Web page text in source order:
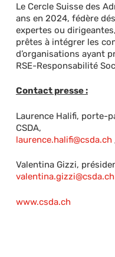
Le Cercle Suisse des
ans en 2024, fédère
expertes ou
prêtes à intégrer les
d’organisations ayant
RSE-Responsabilité
Contact presse :
Laurence Halifi, porte-
CSDA,
laurence.halifi@csda.ch
Valentina Gizzi,
valentina.gizzi@csda.ch
www.csda.ch